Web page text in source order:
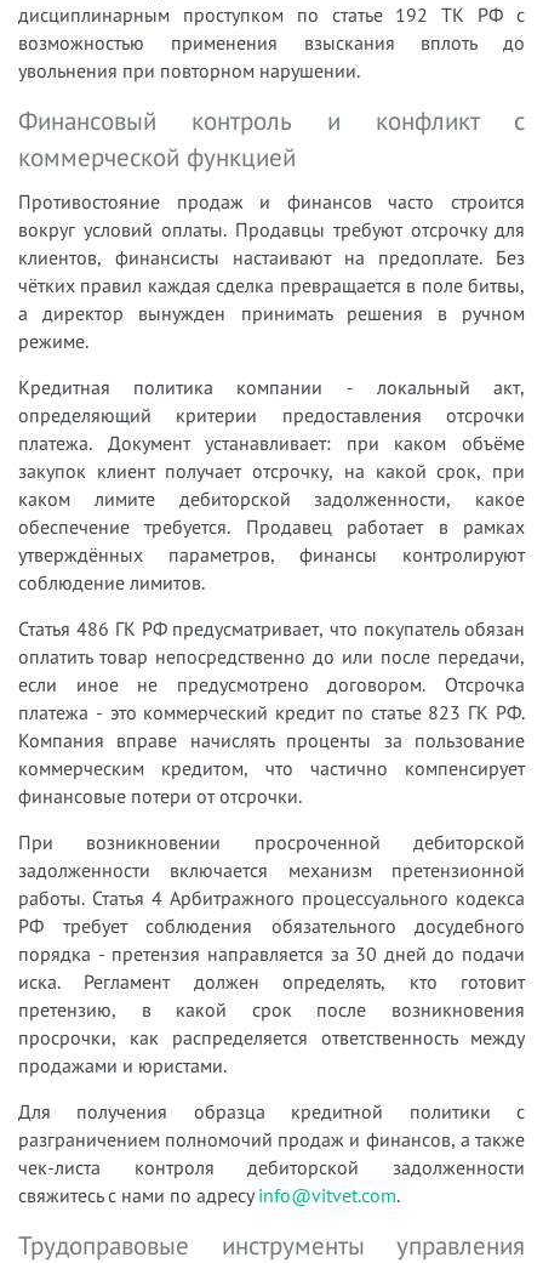
дисциплинарным проступком по статье 192 ТК РФ с
возможностью применения взыскания вплоть до
увольнения при повторном нарушении.
Финансовый контроль и конфликт с
коммерческой функцией
Противостояние продаж и финансов часто строится
вокруг условий оплаты. Продавцы требуют отсрочку для
клиентов, финансисты настаивают на предоплате. Без
чётких правил каждая сделка превращается в поле битвы,
а директор вынужден принимать решения в ручном
режиме.
Кредитная политика компании - локальный акт,
определяющий критерии предоставления отсрочки
платежа. Документ устанавливает: при каком объёме
закупок клиент получает отсрочку, на какой срок, при
каком лимите дебиторской задолженности, какое
обеспечение требуется. Продавец работает в рамках
утверждённых параметров, финансы контролируют
соблюдение лимитов.
Статья 486 ГК РФ предусматривает, что покупатель обязан
оплатить товар непосредственно до или после передачи,
если иное не предусмотрено договором. Отсрочка
платежа - это коммерческий кредит по статье 823 ГК РФ.
Компания вправе начислять проценты за пользование
коммерческим кредитом, что частично компенсирует
финансовые потери от отсрочки.
При возникновении просроченной дебиторской
задолженности включается механизм претензионной
работы. Статья 4 Арбитражного процессуального кодекса
РФ требует соблюдения обязательного досудебного
порядка - претензия направляется за 30 дней до подачи
иска. Регламент должен определять, кто готовит
претензию, в какой срок после возникновения
просрочки, как распределяется ответственность между
продажами и юристами.
Для получения образца кредитной политики с
разграничением полномочий продаж и финансов, а также
чек-листа контроля дебиторской задолженности
свяжитесь с нами по адресуinfo@vitvet.com.
Трудоправовые инструменты управления